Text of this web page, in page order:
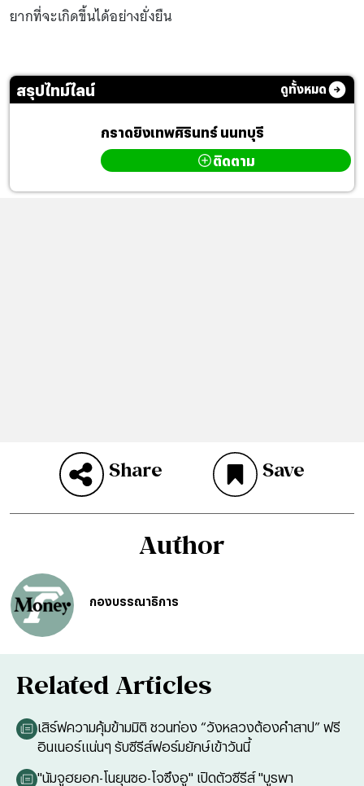
ยากที่จะเกิดขึ้นได้อย่างยั่งยืน
สรุปไทม์ไลน์ ดูทั้งหมด
กราดยิงเทพศิรินทร์ นนทบุรี
ติดตาม
Share Save
Author
กองบรรณาธิการ
Related Articles
เสิร์ฟความคุ้มข้ามมิติ ชวนท่อง “วังหลวงต้องคำสาป” ฟรี
อินเนอร์แน่นๆ รับซีรีส์ฟอร์มยักษ์เข้าวันนี้
"นัมจูฮยอก-โนยุนซอ-โจซึงอู" เปิดตัวซีรีส์ "บูรพา